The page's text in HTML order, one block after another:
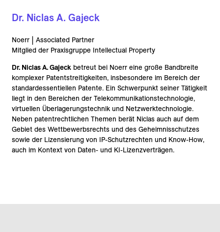
Dr. Niclas A. Gajeck
Noerr | Associated Partner
Mitglied der Praxisgruppe Intellectual Property
Dr. Niclas A. Gajeck betreut bei Noerr eine große Bandbreite
komplexer Patentstreitigkeiten, insbesondere im Bereich der
standardessentiellen Patente. Ein Schwerpunkt seiner Tätigkeit
liegt in den Bereichen der Telekommunikationstechnologie,
virtuellen Überlagerungstechnik und Netzwerktechnologie.
Neben patentrechtlichen Themen berät Niclas auch auf dem
Gebiet des Wettbewerbsrechts und des Geheimnisschutzes
sowie der Lizensierung von IP-Schutzrechten und Know-How,
auch im Kontext von Daten- und KI-Lizenzverträgen.